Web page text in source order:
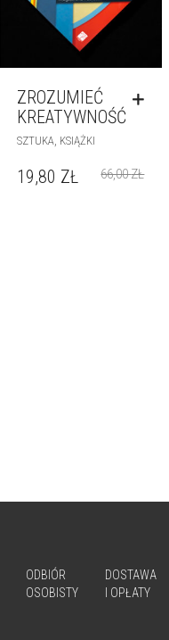
ZROZUMIEĆ
KREATYWNOŚĆ
SZTUKA KSIĄŻKI
66,00ZŁ
19,80 ZŁ
ODBIÓR
OSOBISTY
DOSTAWA
I OPŁATY